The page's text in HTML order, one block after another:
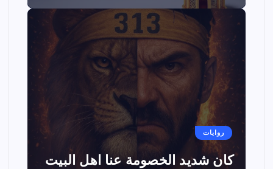
روايات
كان شديد الخصومة عنا اهل البيت